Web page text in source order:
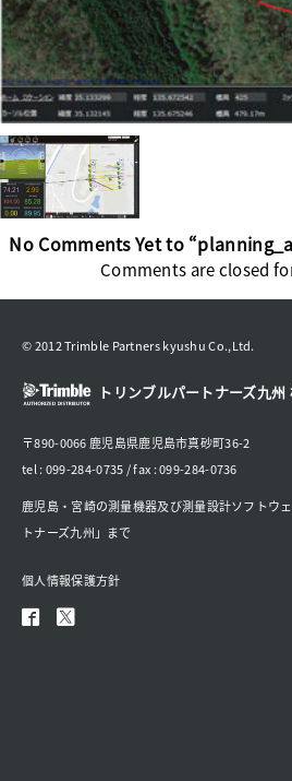
No Comments Yet to
Comments are closed
© 2012 Trimble Partners kyushu Co.,Ltd.
トリンブルパートナーズ九州
〒890-0066 鹿児島県鹿児島市真砂町36-2
tel : 099-284-0735 / fax : 099-284-0736
鹿児島・宮崎の測量機器及び測量設計ソフトウ
トナーズ九州」まで
個人情報保護方針